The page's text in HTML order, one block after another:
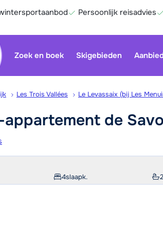
Persoonlijk reisadvies
Zoek en boek Skigebieden
Les Trois Vallées Le Levassaix (bij Les
appartement de
4slaapk.